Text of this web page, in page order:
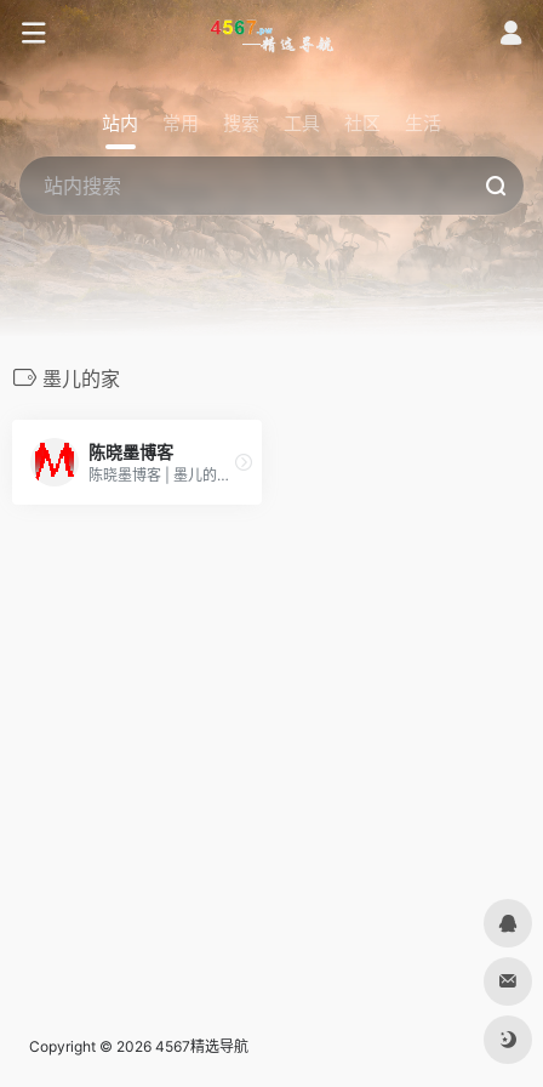
站内 常用 搜索 工具 社区 生活
墨儿的家
陈晓墨博客
陈晓墨博客 | 墨儿的家|BoboMomo情侣博客|记录我们一起走过的日子
Copyright © 2026 4567精选导航